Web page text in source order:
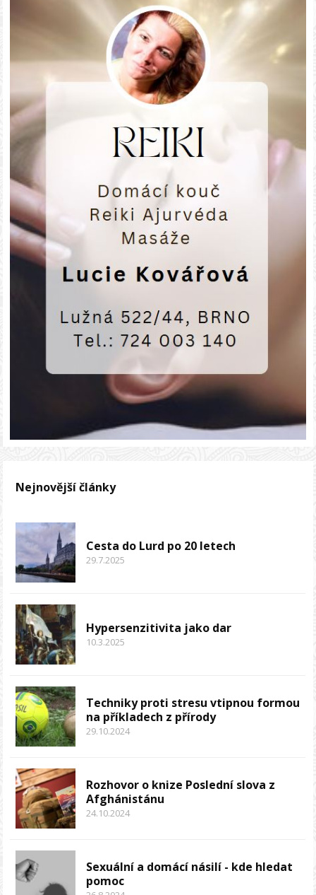
Nejnovější články
Cesta do Lurd po 20 letech
29.7.2025
Hypersenzitivita jako dar
10.3.2025
Techniky proti stresu vtipnou formou
na příkladech z přírody
29.10.2024
Rozhovor o knize Poslední slova z
Afghánistánu
24.10.2024
Sexuální a domácí násilí - kde hledat
pomoc